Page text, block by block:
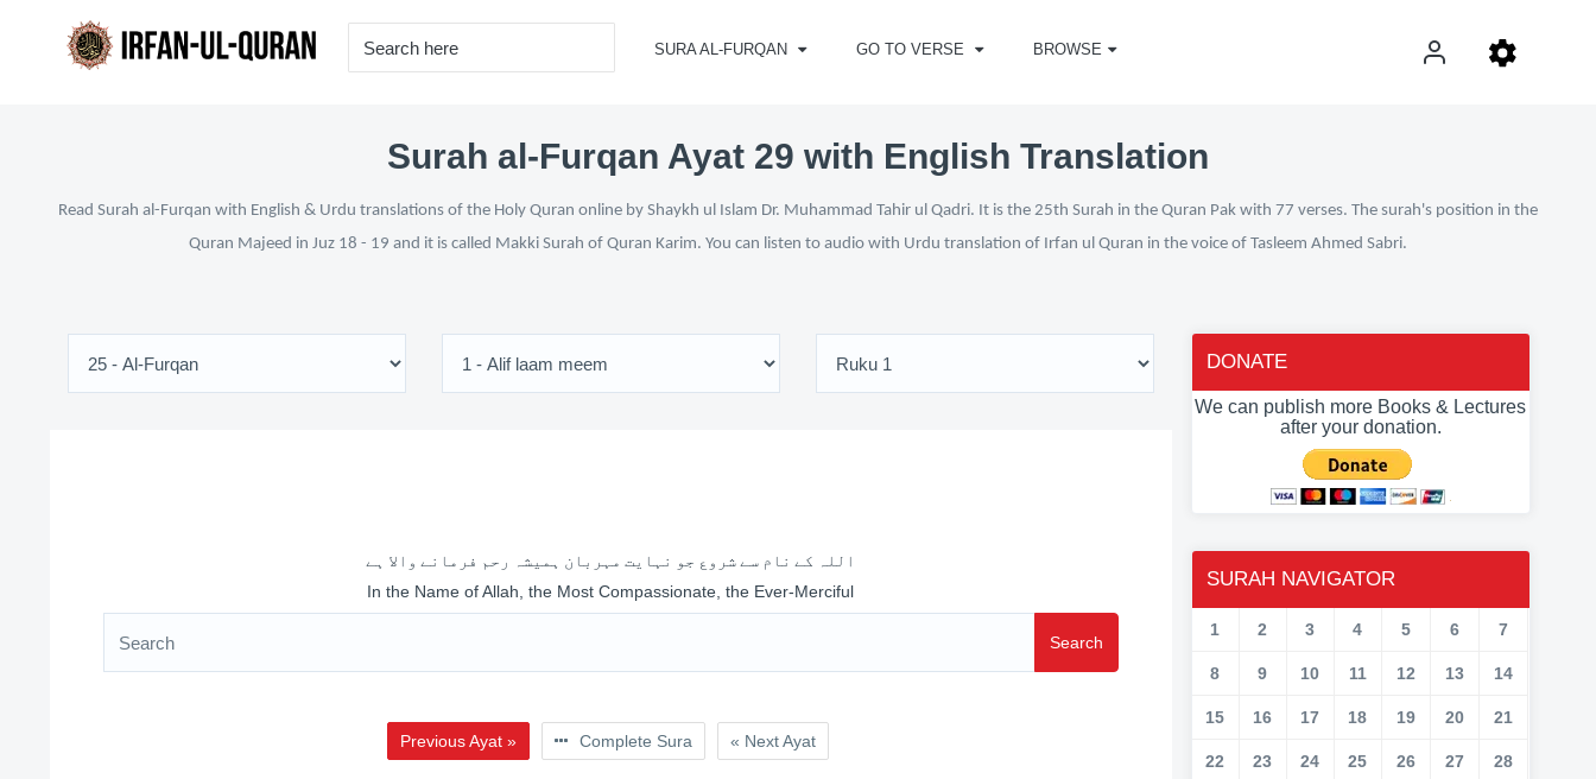
SURA AL-FURQAN GO TO VERSE BROWSE
Surah al-Furqan Ayat 29 with English Translation
Read Surah al-Furqan with English & Urdu translations of the Holy Quran online by Shaykh ul Islam Dr. Muhammad Tahir ul Qadri. It is the 25th Surah in the Quran Pak with 77 verses. The surah's position in the
Quran Majeed in Juz 18 - 19 and it is called Makki Surah of Quran Karim. You can listen to audio with Urdu translation of Irfan ul Quran in the voice of Tasleem Ahmed Sabri.
اللہ کے نام سے شروع جو نہایت مہربان ہمیشہ رحم فرمانے والا ہے
In the Name of Allah, the Most Compassionate, the Ever-Merciful
Search
Previous Ayat » Complete Sura « Next Ayat
DONATE
We can publish more Books & Lectures
after your donation.
SURAH NAVIGATOR
1 2 3 4 5 6 7
8 9 10 11 12 13 14
15 16 17 18 19 20 21
22 23 24 25 26 27 28